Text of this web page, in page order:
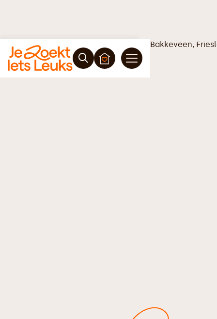
Vrijblijvende offerte